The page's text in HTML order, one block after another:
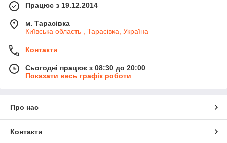
Працює з 19.12.2014
м. Тарасівка
Київська область , Тарасівка, Україна
Контакти
Сьогодні працює з 08:30 до 20:00
Показати весь графік роботи
Про нас
Контакти